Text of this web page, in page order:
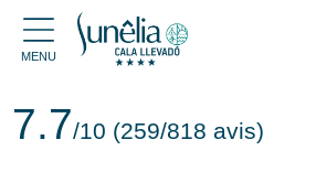
MENU
7.7/10 (259/818 avis)